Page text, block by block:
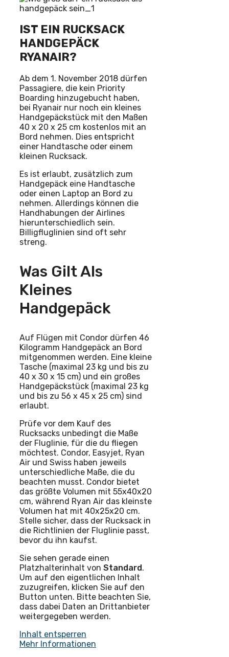
IST EIN RUCKSACK
HANDGEPÄCK
RYANAIR?
Ab dem 1. November 2018 dürfen
Passagiere, die kein Priority
Boarding hinzugebucht haben,
bei Ryanair nur noch ein kleines
Handgepäckstück mit den Maßen
40 x 20 x 25 cm kostenlos mit an
Bord nehmen. Dies entspricht
einer Handtasche oder einem
kleinen Rucksack.
Es ist erlaubt, zusätzlich zum
Handgepäck eine Handtasche
oder einen Laptop an Bord zu
nehmen. Allerdings können die
Handhabungen der Airlines
hierunterschiedlich sein.
Billigfluglinien sind oft sehr
streng.
Was Gilt Als
Kleines
Handgepäck
Auf Flügen mit Condor dürfen 46
Kilogramm Handgepäck an Bord
mitgenommen werden. Eine kleine
Tasche (maximal 23 kg und bis zu
40 x 30 x 15 cm) und ein großes
Handgepäckstück (maximal 23 kg
und bis zu 56 x 45 x 25 cm) sind
erlaubt.
Prüfe vor dem Kauf des
Rucksacks unbedingt die Maße
der Fluglinie, für die du fliegen
möchtest. Condor, Easyjet, Ryan
Air und Swiss haben jeweils
unterschiedliche Maße, die du
beachten musst. Condor bietet
das größte Volumen mit 55x40x20
cm, während Ryan Air das kleinste
Volumen hat mit 40x25x20 cm.
Stelle sicher, dass der Rucksack in
die Richtlinien der Fluglinie passt,
bevor du ihn kaufst.
Sie sehen gerade einen
Platzhalterinhalt von Standard.
Um auf den eigentlichen Inhalt
zuzugreifen, klicken Sie auf den
Button unten. Bitte beachten Sie,
dass dabei Daten an Drittanbieter
weitergegeben werden.
Inhalt entsperren
Mehr Informationen